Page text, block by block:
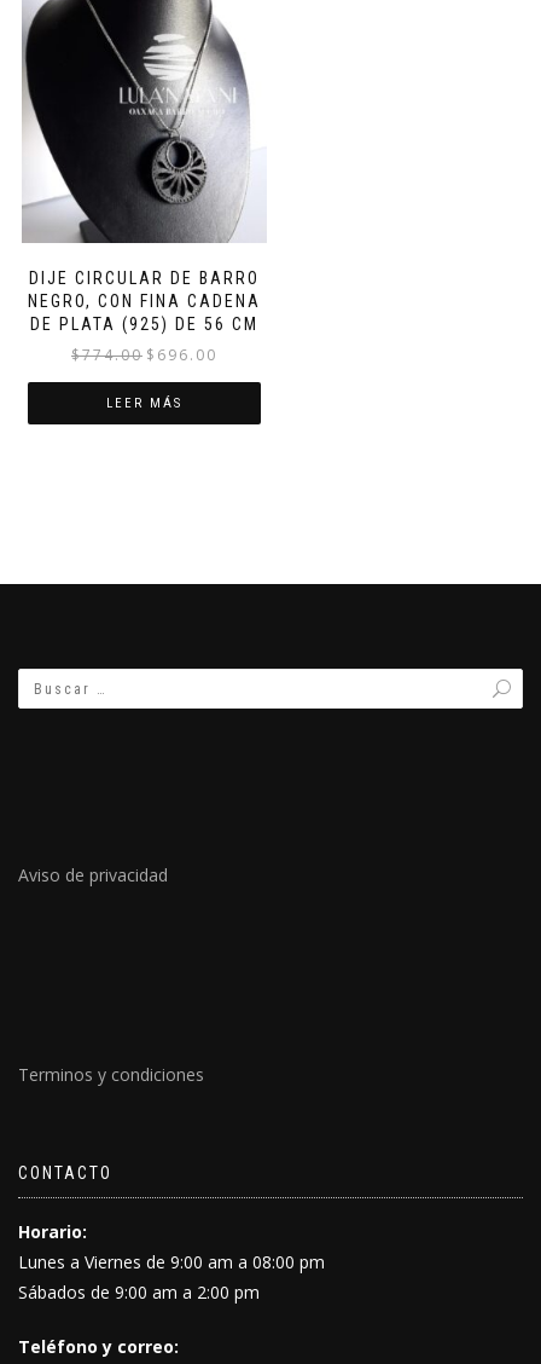
DIJE CIRCULAR DE BARRO
NEGRO, CON FINA CADENA
DE PLATA (925) DE 56 CM
$774.00 El
precio
original
era:
$ 696.00
precio
es:
LEER MÁS
Aviso de privacidad
Terminos y condiciones
CONTACTO
Horario:
Lunes a Viernes de 9:00 am a 08:00 pm
Sábados de 9:00 am a 2:00 pm
Teléfono y correo: